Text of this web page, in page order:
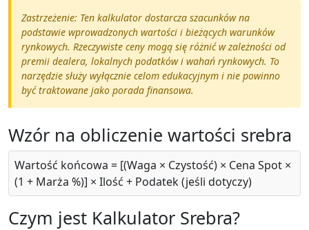
Zastrzeżenie: Ten kalkulator dostarcza szacunków na
podstawie wprowadzonych wartości i bieżących warunków
rynkowych. Rzeczywiste ceny mogą się różnić w zależności od
premii dealera, lokalnych podatków i wahań rynkowych. To
narzędzie służy wyłącznie celom edukacyjnym i nie powinno
być traktowane jako porada finansowa.
Wzór na obliczenie wartości srebra
Wartość końcowa = [(Waga × Czystość) × Cena Spot ×
(1 + Marża %)] × Ilość + Podatek (jeśli dotyczy)
Czym jest Kalkulator Srebra?